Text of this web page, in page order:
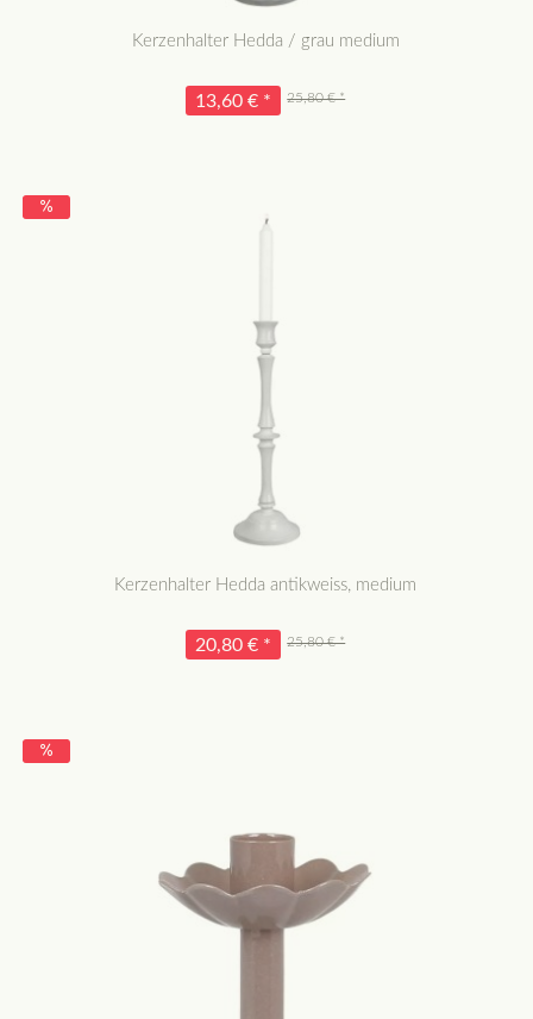
Kerzenhalter Hedda / grau medium
25,80 € *
13,60 € *
Kerzenhalter Hedda antikweiss, medium
25,80 € *
20,80 € *